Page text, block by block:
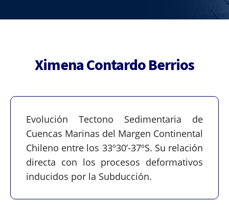
Ximena Contardo Berrios
Evolución Tectono Sedimentaria de
Cuencas Marinas del Margen Continental
Chileno entre los 33º30’-37ºS. Su relación
directa con los procesos deformativos
inducidos por la Subducción.